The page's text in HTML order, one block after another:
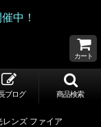
中！
カート
ブログ 商品検索
レンズ ファイア